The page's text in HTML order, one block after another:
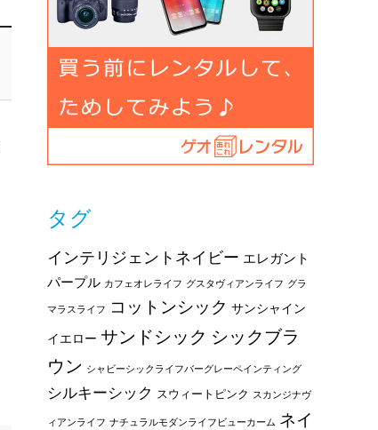
タグ
インテリジェントネイビー エレガント
パープル カフェオレライフ グスタヴィアンライフ グラ
マラスライフ コットンシック サンシャイン
イエロー サンドシック シックブラ
ウン シャビーシックライフバーグレーペインティング
シルキーシック スウィートピンク スカンジナヴ
ィアンライフ ナチュラルモダンライフビューカーム ネイ